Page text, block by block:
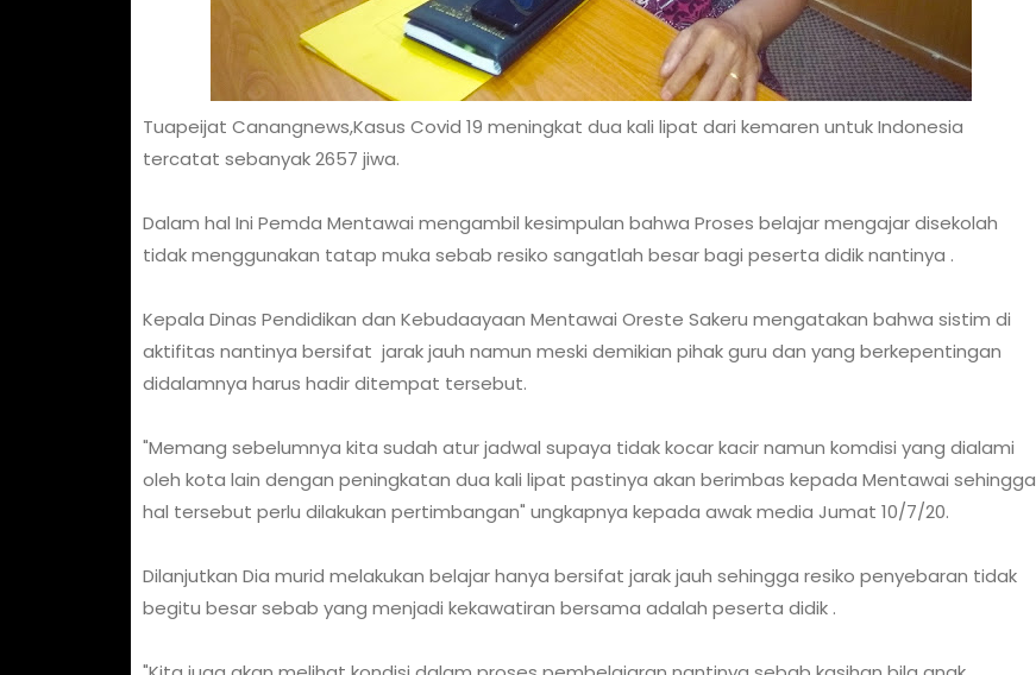
Tuapeijat Canangnews,Kasus Covid 19 meningkat dua kali lipat dari kemaren untuk Indonesia
tercatat sebanyak 2657 jiwa.
Dalam hal Ini Pemda Mentawai mengambil kesimpulan bahwa Proses belajar mengajar disekolah
tidak menggunakan tatap muka sebab resiko sangatlah besar bagi peserta didik nantinya .
Kepala Dinas Pendidikan dan Kebudaayaan Mentawai Oreste Sakeru mengatakan bahwa sistim di
aktifitas nantinya bersifat jarak jauh namun meski demikian pihak guru dan yang berkepentingan
didalamnya harus hadir ditempat tersebut.
"Memang sebelumnya kita sudah atur jadwal supaya tidak kocar kacir namun komdisi yang dialami
oleh kota lain dengan peningkatan dua kali lipat pastinya akan berimbas kepada Mentawai sehingga
hal tersebut perlu dilakukan pertimbangan" ungkapnya kepada awak media Jumat 10/7/20.
Dilanjutkan Dia murid melakukan belajar hanya bersifat jarak jauh sehingga resiko penyebaran tidak
begitu besar sebab yang menjadi kekawatiran bersama adalah peserta didik .